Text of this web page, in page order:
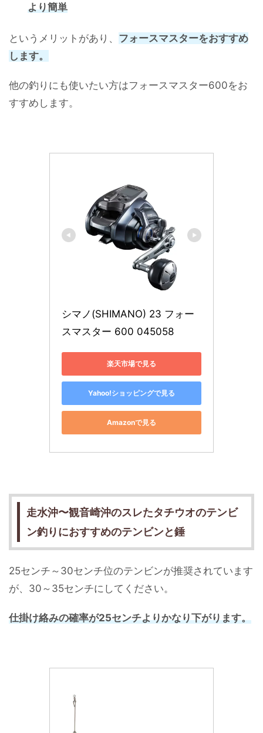
より簡単
というメリットがあり、 フォースマスターをおすすめ
します。
他の釣りにも使いたい方はフォースマスター600をお
すすめします。
シマノ(SHIMANO) 23 フォー
スマスター 600 045058
楽天市場で見る
Yahoo!ショッピングで見る
Amazonで見る
走水沖〜観音崎沖のスレたタチウオのテンビ
ン釣りにおすすめのテンビンと錘
25センチ～30センチ位のテンビンが推奨されています
が、30～35センチにしてください。
仕掛け絡みの確率が25センチよりかなり下がります。